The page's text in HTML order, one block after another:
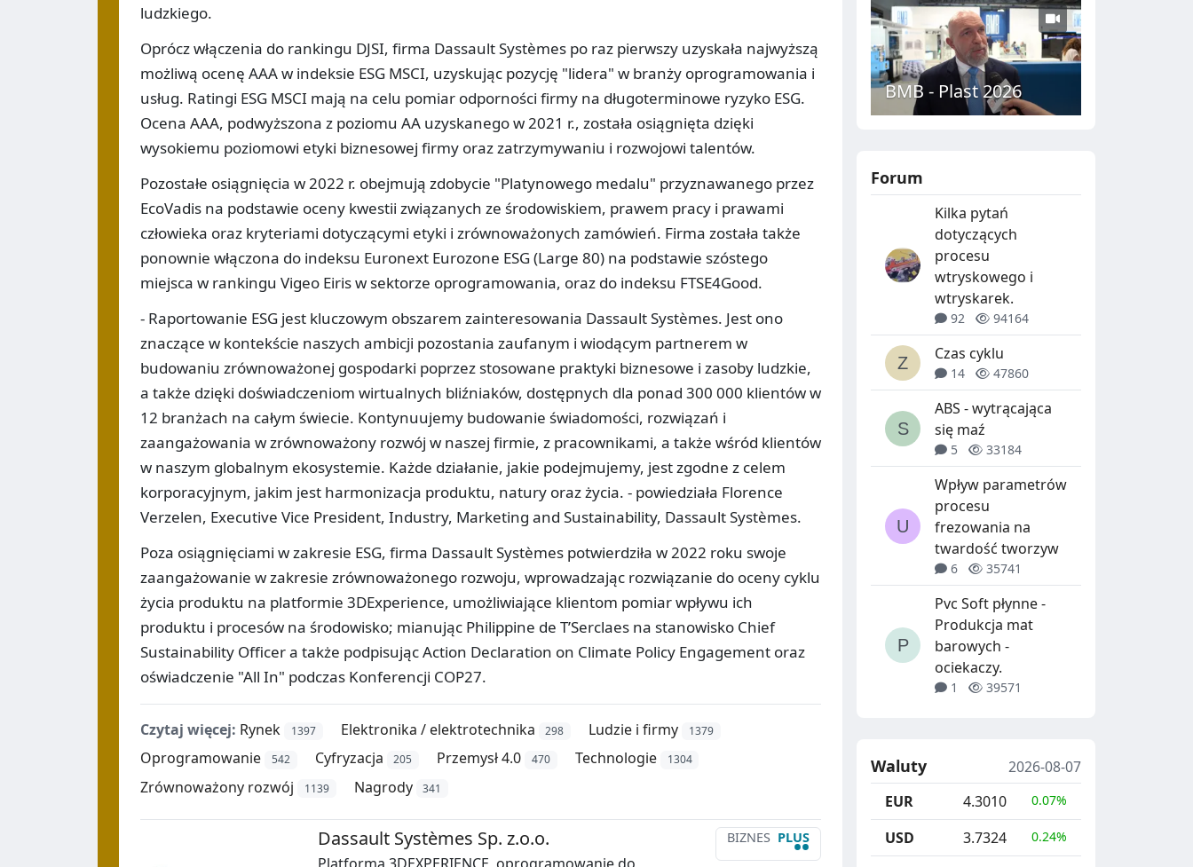
ludzkiego.
Oprócz włączenia do rankingu DJSI, firma Dassault Systèmes po raz pierwszy uzyskała najwyższą
możliwą ocenę AAA w indeksie ESG MSCI, uzyskując pozycję "lidera" w branży oprogramowania i
usług. Ratingi ESG MSCI mają na celu pomiar odporności firmy na długoterminowe ryzyko ESG.
Ocena AAA, podwyższona z poziomu AA uzyskanego w 2021 r., została osiągnięta dzięki
wysokiemu poziomowi etyki biznesowej firmy oraz zatrzymywaniu i rozwojowi talentów.
Pozostałe osiągnięcia w 2022 r. obejmują zdobycie "Platynowego medalu" przyznawanego przez
EcoVadis na podstawie oceny kwestii związanych ze środowiskiem, prawem pracy i prawami
człowieka oraz kryteriami dotyczącymi etyki i zrównoważonych zamówień. Firma została także
ponownie włączona do indeksu Euronext Eurozone ESG (Large 80) na podstawie szóstego
miejsca w rankingu Vigeo Eiris w sektorze oprogramowania, oraz do indeksu FTSE4Good.
- Raportowanie ESG jest kluczowym obszarem zainteresowania Dassault Systèmes. Jest ono
znaczące w kontekście naszych ambicji pozostania zaufanym i wiodącym partnerem w
budowaniu zrównoważonej gospodarki poprzez stosowane praktyki biznesowe i zasoby ludzkie,
a także dzięki doświadczeniom wirtualnych bliźniaków, dostępnych dla ponad 300 000 klientów w
12 branżach na całym świecie. Kontynuujemy budowanie świadomości, rozwiązań i
zaangażowania w zrównoważony rozwój w naszej firmie, z pracownikami, a także wśród klientów
w naszym globalnym ekosystemie. Każde działanie, jakie podejmujemy, jest zgodne z celem
korporacyjnym, jakim jest harmonizacja produktu, natury oraz życia. - powiedziała Florence
Verzelen, Executive Vice President, Industry, Marketing and Sustainability, Dassault Systèmes.
Poza osiągnięciami w zakresie ESG, firma Dassault Systèmes potwierdziła w 2022 roku swoje
zaangażowanie w zakresie zrównoważonego rozwoju, wprowadzając rozwiązanie do oceny cyklu
życia produktu na platformie 3DExperience, umożliwiające klientom pomiar wpływu ich
produktu i procesów na środowisko; mianując Philippine de T’Serclaes na stanowisko Chief
Sustainability Officer a także podpisując Action Declaration on Climate Policy Engagement oraz
oświadczenie "All In" podczas Konferencji COP27.
Czytaj więcej: Rynek 1397 Elektronika / elektrotechnika 298 Ludzie i firmy 1379
Oprogramowanie 542 Cyfryzacja 205 Przemysł 4.0 470 Technologie 1304
Zrównoważony rozwój 1139 Nagrody 341
BIZNES PLUS
••
Dassault Systèmes Sp. z.o.o.
BMB - Plast 2026
Forum
Kilka pytań
dotyczących
procesu
wtryskowego i
wtryskarek.
92 94164
Czas cyklu
14 47860
ABS - wytrącająca
się maź
5 33184
Wpływ parametrów
procesu
frezowania na
twardość tworzyw
6 35741
Pvc Soft płynne -
Produkcja mat
barowych -
ociekaczy.
1 39571
Waluty
2026-08-07
EUR
4.3010 0.07%
USD 3.7324 0.24%